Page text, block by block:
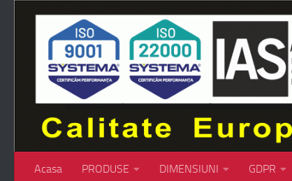
Skip to content
Acasa PRODUSE DIMENSIUNI GDPR